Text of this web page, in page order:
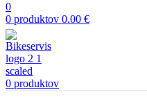
0
0 produktov 0.00 €
0 produktov